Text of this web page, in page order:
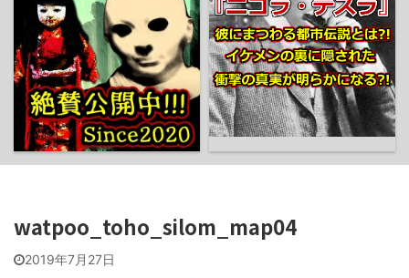
watpoo_toho_silom_map04
2019年7月27日